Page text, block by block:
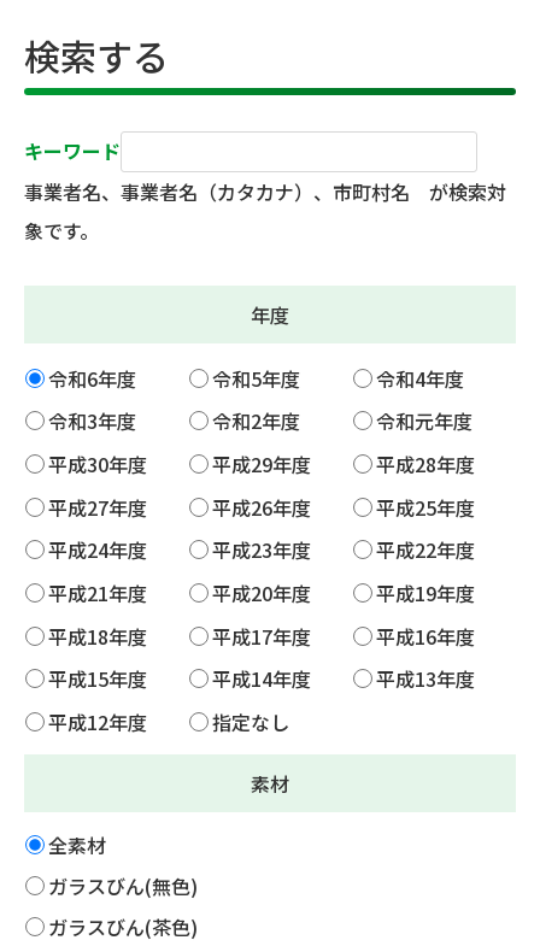
検索する
キーワード
事業者名、事業者名（カタカナ）、市町村名 が検索対
象です。
年度
令和6年度 令和5年度
令和4年度
令和3年度
令和2年度
令和元年度
平成30年度
平成29年度
平成28年度
平成27年度
平成26年度
平成25年度
平成24年度
平成23年度
平成22年度
平成21年度
平成20年度
平成19年度
平成18年度
平成17年度
平成16年度
平成15年度
平成14年度
平成13年度
平成12年度
指定なし
素材
全素材
ガラスびん(無色)
ガラスびん(茶色)